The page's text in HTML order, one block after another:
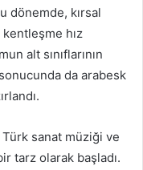
dönemde, kırsal
hız
alt sınıflarının
da arabesk
sanat müziği ve
tarz olarak başladı.